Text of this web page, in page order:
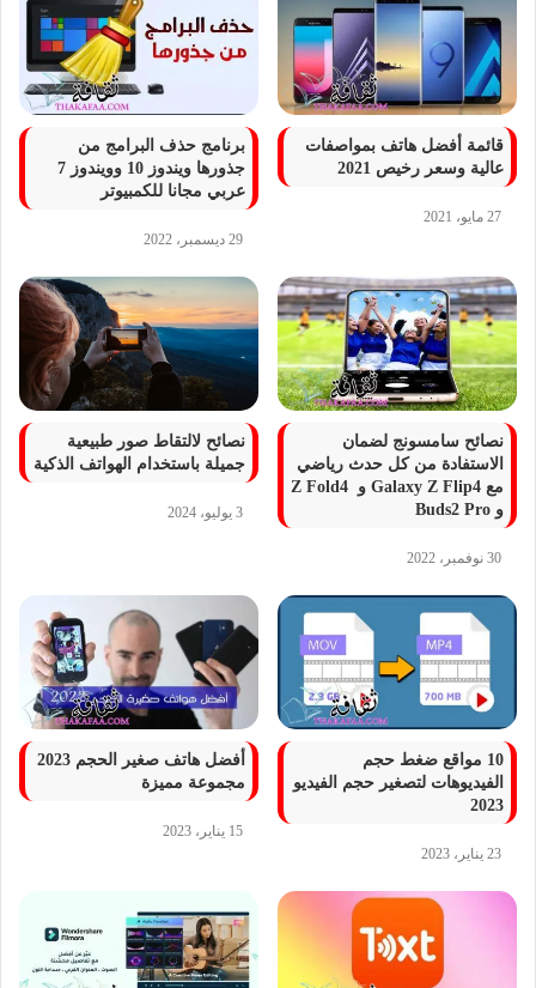
قائمة أفضل هاتف بمواصفات
عالية وسعر رخيص 2021
27 مايو، 2021
برنامج حذف البرامج من
جذورها ويندوز 10 وويندوز 7
عربي مجانا للكمبيوتر
29 ديسمبر، 2022
نصائح سامسونج لضمان
الاستفادة من كل حدث رياضي
مع Galaxy Z Flip4 و Z Fold4
و Buds2 Pro
30 نوفمبر، 2022
نصائح لالتقاط صور طبيعية
جميلة باستخدام الهواتف الذكية
3 يوليو، 2024
10 مواقع ضغط حجم
الفيديوهات لتصغير حجم الفيديو
2023
23 يناير، 2023
أفضل هاتف صغير الحجم 2023
مجموعة مميزة
15 يناير، 2023